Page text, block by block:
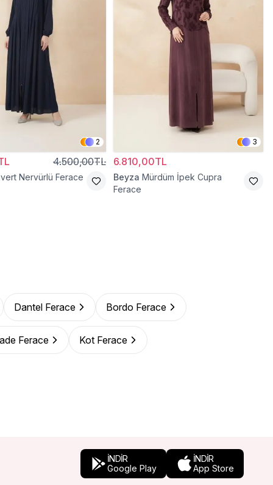
2
4.500,00TL
Nervürlü Ferace
3
6.810,00TL
Beyza Mürdüm İpek Cupra
Ferace
Dantel Ferace Bordo Ferace
Ferace Kot Ferace
İNDİR
Google Play
İNDİR
App Store